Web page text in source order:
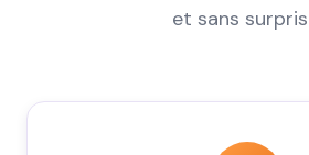
et sans